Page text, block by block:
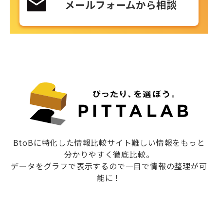
メールフォームから相談
BtoBに特化した情報比較サイト難しい情報をもっと
分かりやすく徹底比較。
データをグラフで表示するので一目で情報の整理が可
能に！